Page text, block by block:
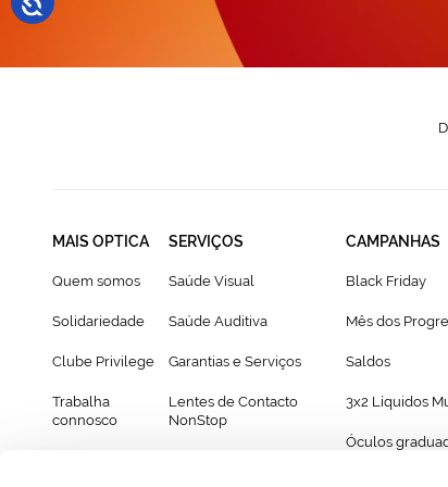
MAIS OPTICA
Quem somos
Solidariedade
Clube Privilege
Trabalha
connosco
SERVIÇOS
Saúde Visual
Saúde Auditiva
Garantias e Serviços
Lentes de Contacto
NonStop
CAMPANHAS
Black Friday
Mês dos
Saldos
3x2 Líquidos
Óculos